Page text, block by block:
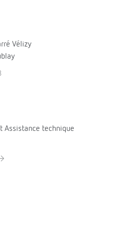
Vélizy
Assistance technique